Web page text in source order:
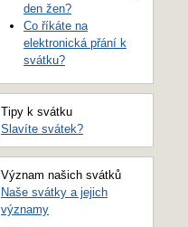
den žen?
Co říkáte na
elektronická přání k
svátku?
Tipy k svátku
Slavíte svátek?
Význam našich svátků
Naše svátky a jejich
významy